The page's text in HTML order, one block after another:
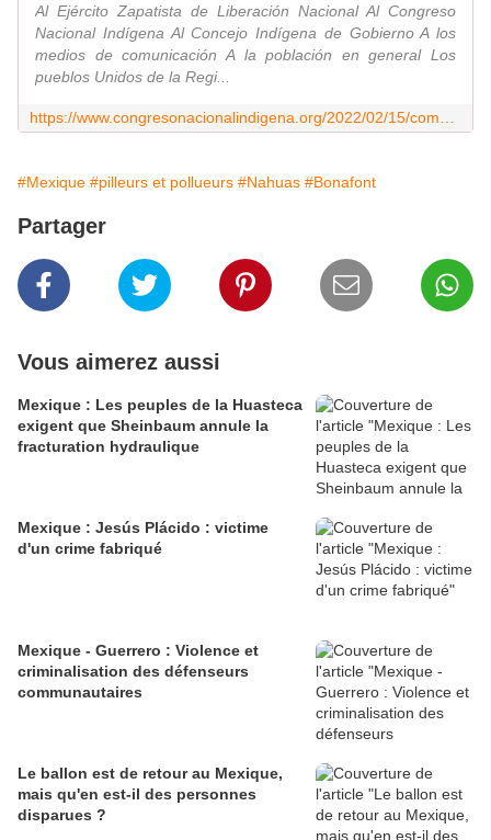
Al Ejército Zapatista de Liberación Nacional Al Congreso
Nacional Indígena Al Concejo Indígena de Gobierno A los
medios de comunicación A la población en general Los
pueblos Unidos de la Regi...
#Mexique #pilleurs et pollueurs #Nahuas #Bonafont
Partager
Vous aimerez aussi
Mexique : Les peuples de la Huasteca
exigent que Sheinbaum annule la
fracturation hydraulique
Mexique : Jesús Plácido : victime
d'un crime fabriqué
Mexique - Guerrero : Violence et
criminalisation des défenseurs
communautaires
Le ballon est de retour au Mexique,
mais qu'en est-il des personnes
disparues ?